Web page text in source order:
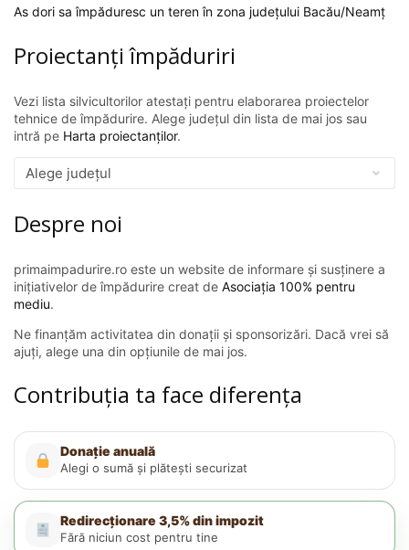
As dori sa împăduresc un teren în zona județului Bacău/Neamț
Proiectanți împăduriri
Vezi lista silvicultorilor atestați pentru elaborarea proiectelor
tehnice de împădurire. Alege județul din lista de mai jos sau
intră pe Harta proiectanților.
Despre noi
primaimpadurire.ro este un website de informare și susținere a
inițiativelor de împădurire creat de Asociația 100% pentru
mediu.
Ne finanțăm activitatea din donații și sponsorizări. Dacă vrei să
ajuți, alege una din opțiunile de mai jos.
Contribuția ta face diferența
Donație anuală
Alegi o sumă și plătești securizat
Redirecționare 3,5% din impozit
Fără niciun cost pentru tine